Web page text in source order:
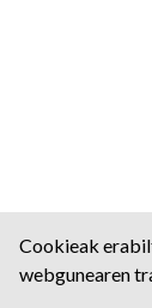
Cookieak
webgunearen